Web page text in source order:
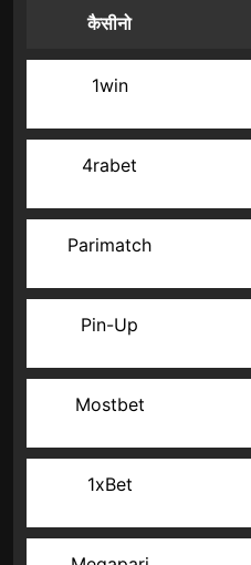
कैसीनो
1win
4rabet
Parimatch
Pin-Up
Mostbet
1xBet